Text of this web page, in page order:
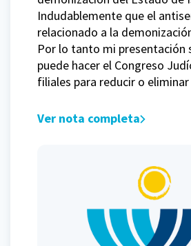
Indudablemente que el
relacionado a la
Por lo tanto mi presentación
puede hacer el Congreso
filiales para reducir o
Ver nota completa